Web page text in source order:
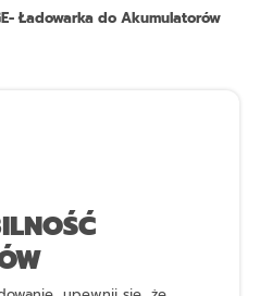
Ładowarka do Akumulatorów